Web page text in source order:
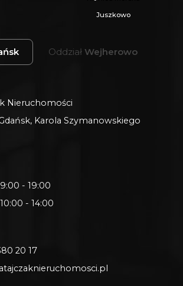
Juszkowo
Oddział Wejherowo
Nieruchomości
Karola Szymanowskiego
- 19:00
- 14:00
20 17